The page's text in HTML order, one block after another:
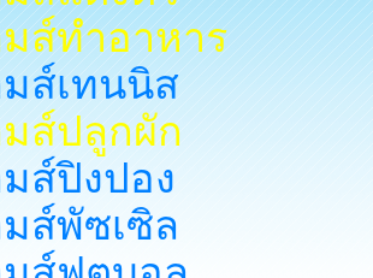
มส์ทำอาหาร
ส์เทนนิส
มส์ปลูกผัก
มส์ปิงปอง
มส์พัซเซิล